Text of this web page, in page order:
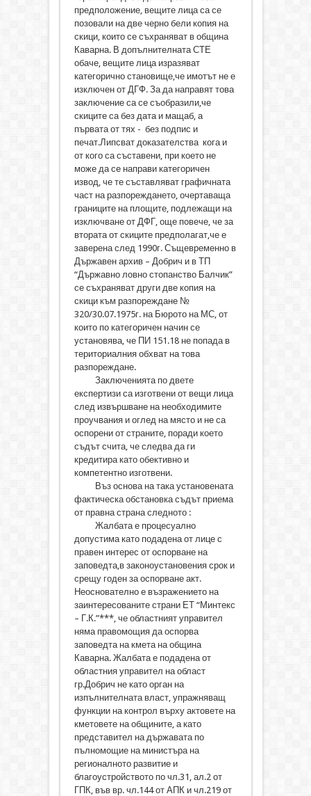
предположение, вещите лица са се
позовали на две черно бели копия на
скици, които се съхраняват в община
Каварна. В допълнителната СТЕ
обаче, вещите лица изразяват
категорично становище,че имотът не е
изключен от ДГФ. За да направят това
заключение са се съобразили,че
скиците са без дата и мащаб, а
първата от тях - без подпис и
печат.Липсват доказателства кога и
от кого са съставени, при което не
може да се направи категоричен
извод, че те съставляват графичната
част на разпореждането, очертаваща
границите на площите, подлежащи на
изключване от ДФГ, още повече, че за
втората от скиците предполагат,че е
заверена след 1990г. Същевременно в
Държавен архив – Добрич и в ТП
“Държавно ловно стопанство Балчик”
се съхраняват други две копия на
скици към разпореждане №
320/30.07.1975г. на Бюрото на МС, от
които по категоричен начин се
установява, че ПИ 151.18 не попада в
териториалния обхват на това
разпореждане.
Заключенията по двете
експертизи са изготвени от вещи лица
след извършване на необходимите
проучвания и оглед на място и не са
оспорени от страните, поради което
съдът счита, че следва да ги
кредитира като обективно и
компетентно изготвени.
Въз основа на така установената
фактическа обстановка съдът приема
от правна страна следното :
Жалбата е процесуално
допустима като подадена от лице с
правен интерес от оспорване на
заповедта,в законоустановения срок и
срещу годен за оспорване акт.
Неоснователно е възражението на
заинтересованите страни ЕТ “Минтекс
– Г.К.”***, че областният управител
няма правомощия да оспорва
заповедта на кмета на община
Каварна. Жалбата е подадена от
областния управител на област
гр.Добрич не като орган на
изпълнителната власт, упражняващ
функции на контрол върху актовете на
кметовете на общините, а като
представител на държавата по
пълномощие на министъра на
регионалното развитие и
благоустройството по чл.31, ал.2 от
ГПК, във вр. чл.144 от АПК и чл.219 от